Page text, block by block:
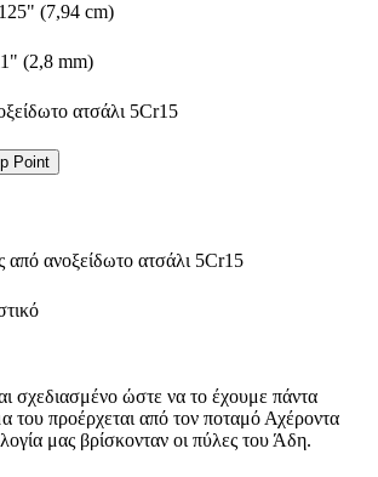
(7,94 cm)
(2,8 mm)
ατσάλι 5Cr15
Point
από ανοξείδωτο ατσάλι 5Cr15
σχεδιασμένο ώστε να το έχουμε πάντα
του προέρχεται από τον ποταμό Αχέροντα
μας βρίσκονταν οι πύλες του Άδη.